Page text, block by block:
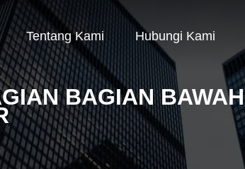
Tentang Kami Hubungi Kami
BAGIAN BAWAH